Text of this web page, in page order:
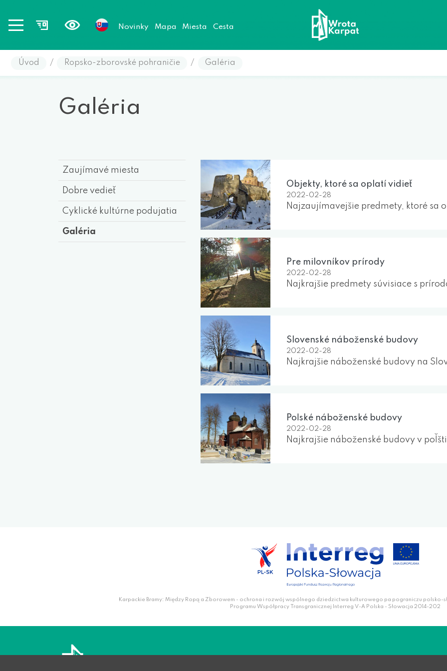
Novinky Mapa Miesta Cesta
Úvod / Ropsko-zborovské pohraničie / Galéria
Galéria
Zaujímavé miesta
Dobre vedieť
Cyklické kultúrne podujatia
Galéria
Objekty, ktoré sa oplatí vidieť
2022-02-28
Najzaujímavejšie predmety, ktoré sa
Pre milovníkov prírody
2022-02-28
Najkrajšie predmety súvisiace s
Slovenské náboženské budovy
2022-02-28
Najkrajšie náboženské budovy na
Poľské náboženské budovy
2022-02-28
Najkrajšie náboženské budovy v
Karpackie Bramy: Między Ropą a Zborowem - ochrona i rozwój wspólnego dziedzictwa kulturowego pa pograniczu polsko-
Programu Współpracy Transgranicznej Interreg V-A Polska - Słowacja 2014-202